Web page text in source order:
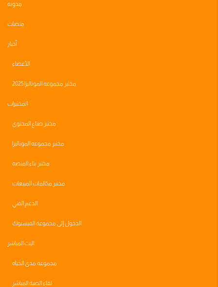
مدونه
منصات
أخبار
الأعضاء
مختبر مجموعه الموناليزا 2025
المختبرات
مختبر صناع المحتوى
مختبر مجموعه الموناليزا
مختبر بناء المنصه
مختبر مكالمات المبيعات
الدعم الفني
الدخول إلى مجموعة الفيسبوك
البث المباشر
مجموعه مدى الحياه
لقاء الصبة المباشر